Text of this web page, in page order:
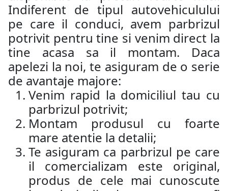
Indiferent de tipul autovehiculului
pe care il conduci, avem parbrizul
potrivit pentru tine si venim direct la
tine acasa sa il montam. Daca
apelezi la noi, te asiguram de o serie
de avantaje majore:
Venim rapid la domiciliul tau cu
parbrizul potrivit;
Montam produsul cu foarte
mare atentie la detalii;
Te asiguram ca parbrizul pe care
il comercializam este original,
produs de cele mai cunoscute